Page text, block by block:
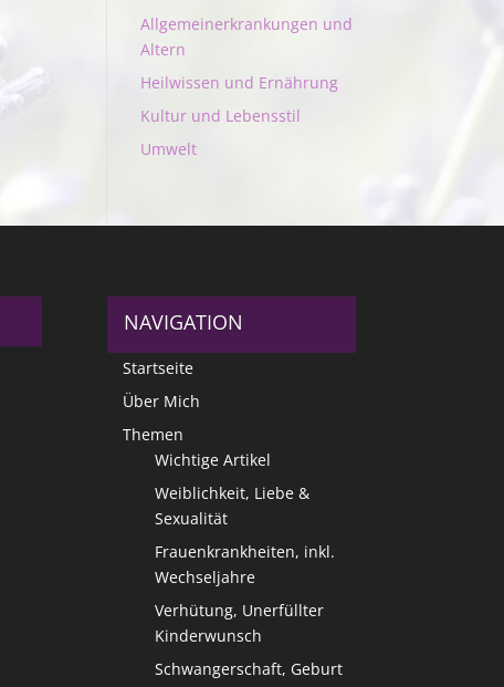
Allgemeinerkrankungen und
Altern
Heilwissen und Ernährung
Kultur und Lebensstil
Umwelt
NAVIGATION
Startseite
Über Mich
Themen
Wichtige Artikel
Weiblichkeit, Liebe &
Sexualität
Frauenkrankheiten, inkl.
Wechseljahre
Verhütung, Unerfüllter
Kinderwunsch
Schwangerschaft, Geburt